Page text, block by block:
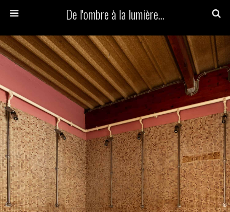
De l'ombre à la lumière...